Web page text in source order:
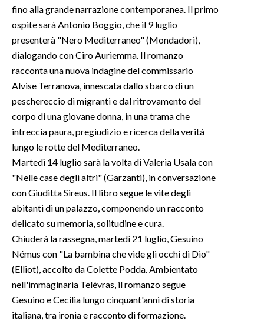
NOTIZIE
EVENTI
#CARAUNIONE
3 MINUTI CON
INSULARITÀ
ABBONATI
ANNUNCI
NECROLOGI
PUBBLICITÀ
STORE
fino alla grande narrazione contemporanea. Il primo
ospite sarà Antonio Boggio, che il 9 luglio
presenterà "Nero Mediterraneo" (Mondadori),
dialogando con Ciro Auriemma. Il romanzo
racconta una nuova indagine del commissario
Alvise Terranova, innescata dallo sbarco di un
peschereccio di migranti e dal ritrovamento del
corpo di una giovane donna, in una trama che
intreccia paura, pregiudizio e ricerca della verità
lungo le rotte del Mediterraneo.
Martedì 14 luglio sarà la volta di Valeria Usala con
"Nelle case degli altri" (Garzanti), in conversazione
con Giuditta Sireus. Il libro segue le vite degli
abitanti di un palazzo, componendo un racconto
delicato su memoria, solitudine e cura.
Chiuderà la rassegna, martedì 21 luglio, Gesuino
Némus con "La bambina che vide gli occhi di Dio"
(Elliot), accolto da Colette Podda. Ambientato
nell'immaginaria Telévras, il romanzo segue
Gesuino e Cecilia lungo cinquant'anni di storia
italiana, tra ironia e racconto di formazione.